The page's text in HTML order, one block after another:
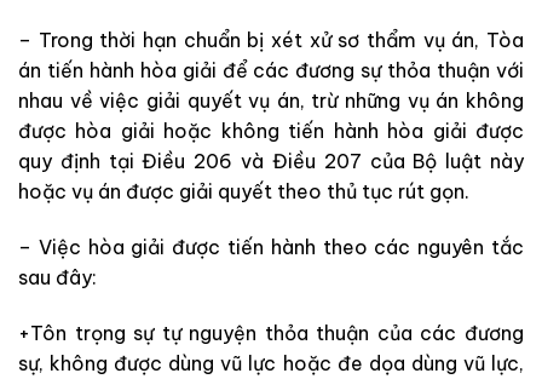
– Trong thời hạn chuẩn bị xét xử sơ thẩm vụ án, Tòa
án tiến hành hòa giải để các đương sự thỏa thuận với
nhau về việc giải quyết vụ án, trừ những vụ án không
được hòa giải hoặc không tiến hành hòa giải được
quy định tại Điều 206 và Điều 207 của Bộ luật này
hoặc vụ án được giải quyết theo thủ tục rút gọn.
– Việc hòa giải được tiến hành theo các nguyên tắc
sau đây:
+Tôn trọng sự tự nguyện thỏa thuận của các đương
sự, không được dùng vũ lực hoặc đe dọa dùng vũ lực,